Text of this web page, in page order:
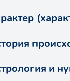
и